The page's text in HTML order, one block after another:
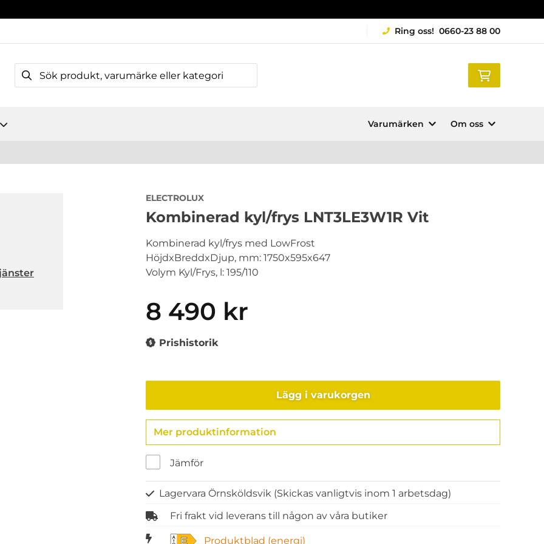
Ring oss! 0660-23 88 00
Varumärken Om oss
ELECTROLUX
Kombinerad kyl/frys LNT3LE3W1R Vit
Kombinerad kyl/frys med LowFrost
HöjdxBreddxDjup, mm: 1750x595x647
Volym Kyl/Frys, l: 195/110
8 490 kr
Prishistorik
Lägg i varukorgen
Mer produktinformation
Jämför
Lagervara Örnsköldsvik (Skickas vanligtvis inom 1 arbetsdag)
Fri frakt vid leverans till någon av våra butiker
E Produktblad (energi)